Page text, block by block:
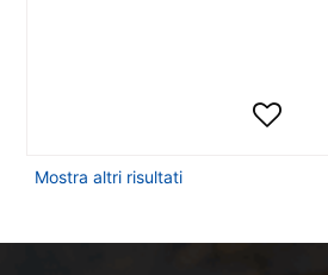
Mostra altri risultati